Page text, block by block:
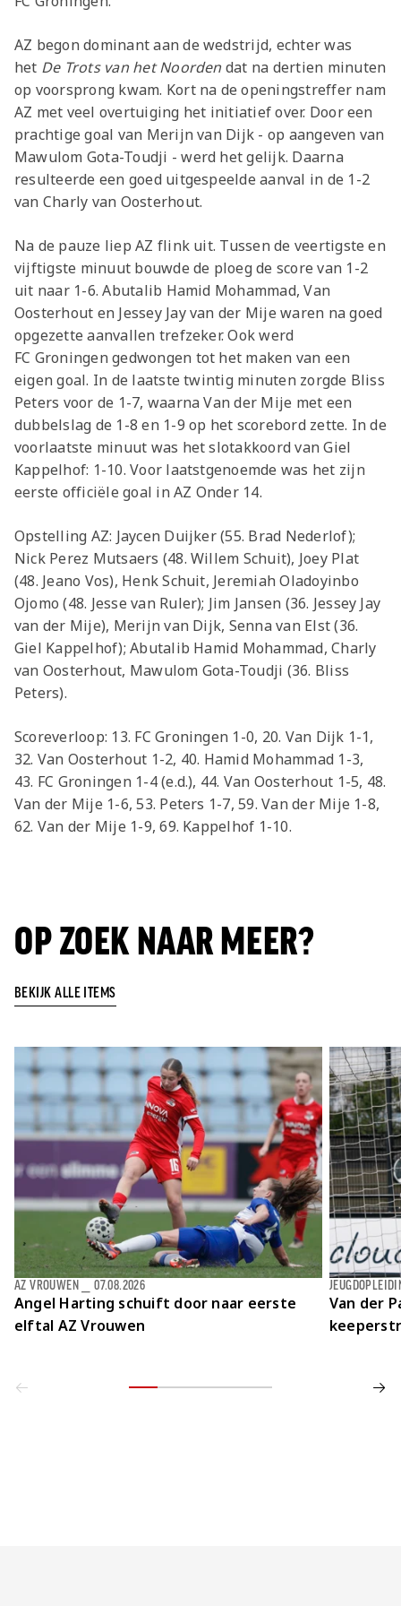
AZ begon dominant aan de wedstrijd, echter was
het De Trots van het Noorden dat na dertien minuten
op voorsprong kwam. Kort na de openingstreffer nam
AZ met veel overtuiging het initiatief over. Door een
prachtige goal van Merijn van Dijk - op aangeven van
Mawulom Gota-Toudji - werd het gelijk. Daarna
resulteerde een goed uitgespeelde aanval in de 1-2
van Charly van Oosterhout.
Na de pauze liep AZ flink uit. Tussen de veertigste en
vijftigste minuut bouwde de ploeg de score van 1-2
uit naar 1-6. Abutalib Hamid Mohammad, Van
Oosterhout en Jessey Jay van der Mije waren na goed
opgezette aanvallen trefzeker. Ook werd
FC Groningen gedwongen tot het maken van een
eigen goal. In de laatste twintig minuten zorgde Bliss
Peters voor de 1-7, waarna Van der Mije met een
dubbelslag de 1-8 en 1-9 op het scorebord zette. In de
voorlaatste minuut was het slotakkoord van Giel
Kappelhof: 1-10. Voor laatstgenoemde was het zijn
eerste officiële goal in AZ Onder 14.
Opstelling AZ: Jaycen Duijker (55. Brad Nederlof);
Nick Perez Mutsaers (48. Willem Schuit), Joey Plat
(48. Jeano Vos), Henk Schuit, Jeremiah Oladoyinbo
Ojomo (48. Jesse van Ruler); Jim Jansen (36. Jessey Jay
van der Mije), Merijn van Dijk, Senna van Elst (36.
Giel Kappelhof); Abutalib Hamid Mohammad, Charly
van Oosterhout, Mawulom Gota-Toudji (36. Bliss
Peters).
Scoreverloop: 13. FC Groningen 1-0, 20. Van Dijk 1-1,
32. Van Oosterhout 1-2, 40. Hamid Mohammad 1-3,
43. FC Groningen 1-4 (e.d.), 44. Van Oosterhout 1-5, 48.
Van der Mije 1-6, 53. Peters 1-7, 59. Van der Mije 1-8,
62. Van der Mije 1-9, 69. Kappelhof 1-10.
OP ZOEK NAAR MEER?
BEKIJK ALLE ITEMS
Angel Harting schuift door naar eerste
elftal AZ Vrouwen
AZ VROUWEN ⎯07.08.2026
Van der